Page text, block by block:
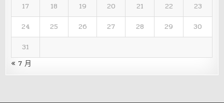
17
18 19 20 21 22
23
24
25 26 27 28 29
30
31
« 7 月